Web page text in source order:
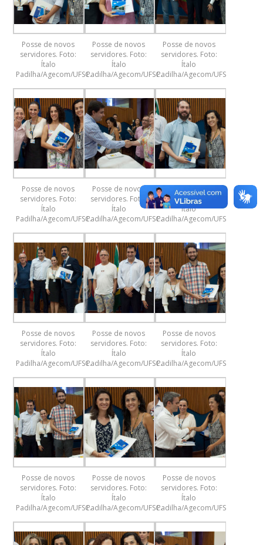
Posse de novos
servidores. Foto:
Ítalo
Padilha/Agecom/UFSC.
Posse de novos
servidores. Foto:
Ítalo
Padilha/Agecom/UFSC.
Posse de novos
servidores. Foto:
Ítalo
Padilha/Agecom/UFSC.
Posse de novos
servidores. Foto:
Ítalo
Padilha/Agecom/UFSC.
Posse de novos
servidores. Foto:
Ítalo
Padilha/Agecom/UFSC.
Posse de novos
servidores. Foto:
Ítalo
Padilha/Agecom/UFSC.
Posse de novos
servidores. Foto:
Ítalo
Padilha/Agecom/UFSC.
Posse de novos
servidores. Foto:
Ítalo
Padilha/Agecom/UFSC.
Posse de novos
servidores. Foto:
Ítalo
Padilha/Agecom/UFSC.
Posse de novos
servidores. Foto:
Ítalo
Padilha/Agecom/UFSC.
Posse de novos
servidores. Foto:
Ítalo
Padilha/Agecom/UFSC.
Posse de novos
servidores. Foto:
Ítalo
Padilha/Agecom/UFSC.